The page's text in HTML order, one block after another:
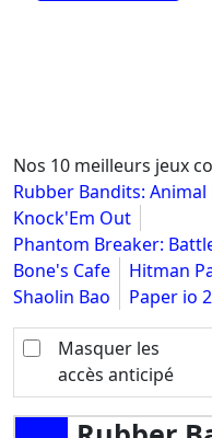
Nos 10 meilleurs jeux
Rubber Bandits: Animal
Knock'Em Out
Phantom Breaker:
Bone's Cafe
Hitman
Shaolin Bao
Paper io 2
Masquer les
accès anticipé